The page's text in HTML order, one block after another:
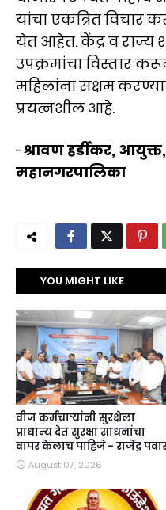
यांचा एकत्रित विचार
येत आहेत. केंद्र व राज्य
उपक्रमांचा विस्तार
महिलांना सक्षम
प्रयत्नशील आहे.
-श्रावण हर्डीकर,
महानगरपालिका
YOU MIGHT LIKE
वीज कर्मचाऱ्यांनी सुरक्षेला
प्राधान्य देत सुरक्षा साधनांचा
वापर केलाच पाहिजे - राजेंद्र
August 07, 2026